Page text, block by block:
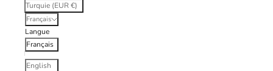
Turquie (EUR €)
Français
Langue
Français
English